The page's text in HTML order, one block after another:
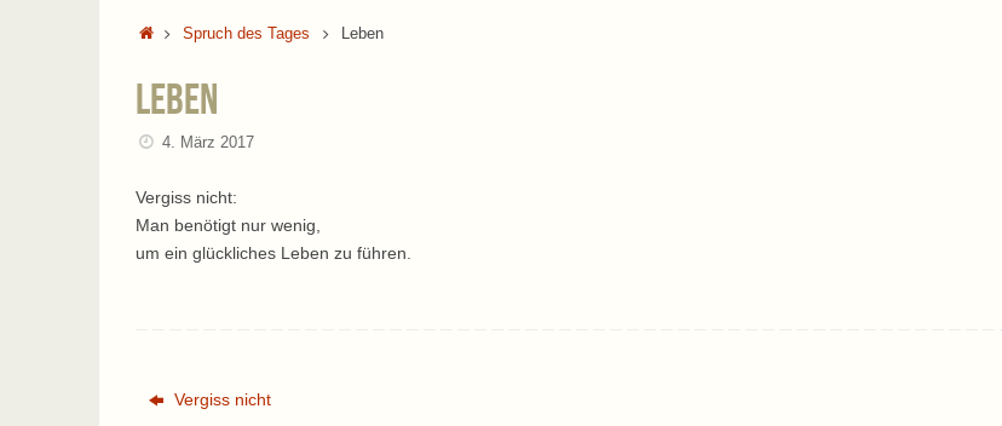
StartSpruch des Tages Leben
Leben
4. März 2017
Vergiss nicht:
Man benötigt nur wenig,
um ein glückliches Leben zu führen.
Vergiss nicht